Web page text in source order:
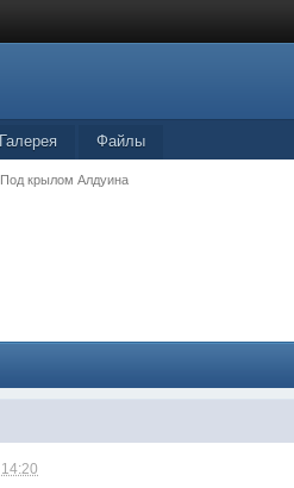
Галерея Файлы
Под крылом Алдуина